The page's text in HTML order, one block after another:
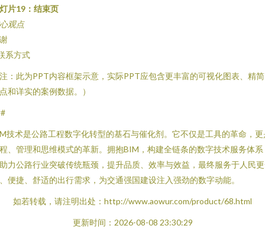
片19：结束页
观点
系方式
：此为PPT内容框架示意，实际PPT应包含更丰富的可视化图表、精
和详实的案例数据。）
技术是公路工程数字化转型的基石与催化剂。它不仅是工具的革命，更
、管理和思维模式的革新。拥抱BIM，构建全链条的数字技术服务体系
力公路行业突破传统瓶颈，提升品质、效率与效益，最终服务于人民
便捷、舒适的出行需求，为交通强国建设注入强劲的数字动能。
如若转载，请注明出处：http://www.aowur.com/product/68.html
更新时间：2026-08-08 23:30:29